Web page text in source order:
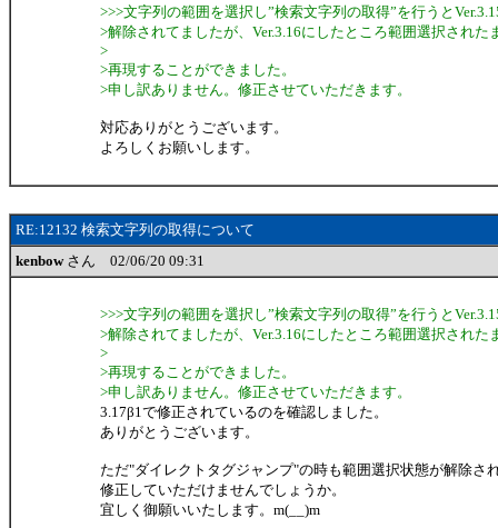
>>>文字列の範囲を選択し”検索文字列の取得”を行うと
>解除されてましたが、Ver.3.16にしたところ範囲選択された
>
>再現することができました。
>申し訳ありません。修正させていただきます。
対応ありがとうございます。
よろしくお願いします。
RE:12132 検索文字列の取得について
kenbowさん 02/06/20 09:31
>>>文字列の範囲を選択し”検索文字列の取得”を行うと
>解除されてましたが、Ver.3.16にしたところ範囲選択された
>
>再現することができました。
>申し訳ありません。修正させていただきます。
3.17β1で修正されているのを確認しました。
ありがとうございます。
ただ"ダイレクトタグジャンプ"の時も範囲選択状態が解除さ
修正していただけませんでしょうか。
宜しく御願いいたします。m(__)m